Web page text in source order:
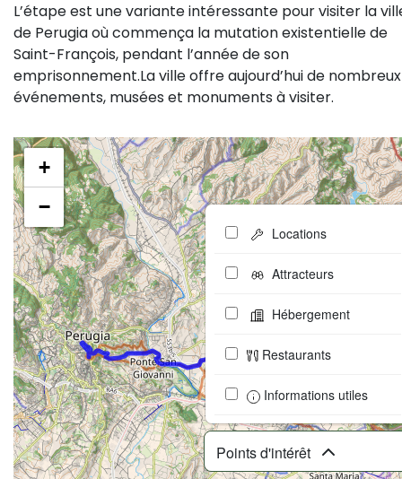
L’étape est une variante intéressante pour visiter la
de Perugia où commença la mutation existentielle de
Saint-François, pendant l’année de son
emprisonnement.La ville offre aujourd’hui de nombreux
événements, musées et monuments à visiter.
+
−
Points d'intérêt
Locations
Attracteurs
Hébergement
Restaurants
Informations utiles